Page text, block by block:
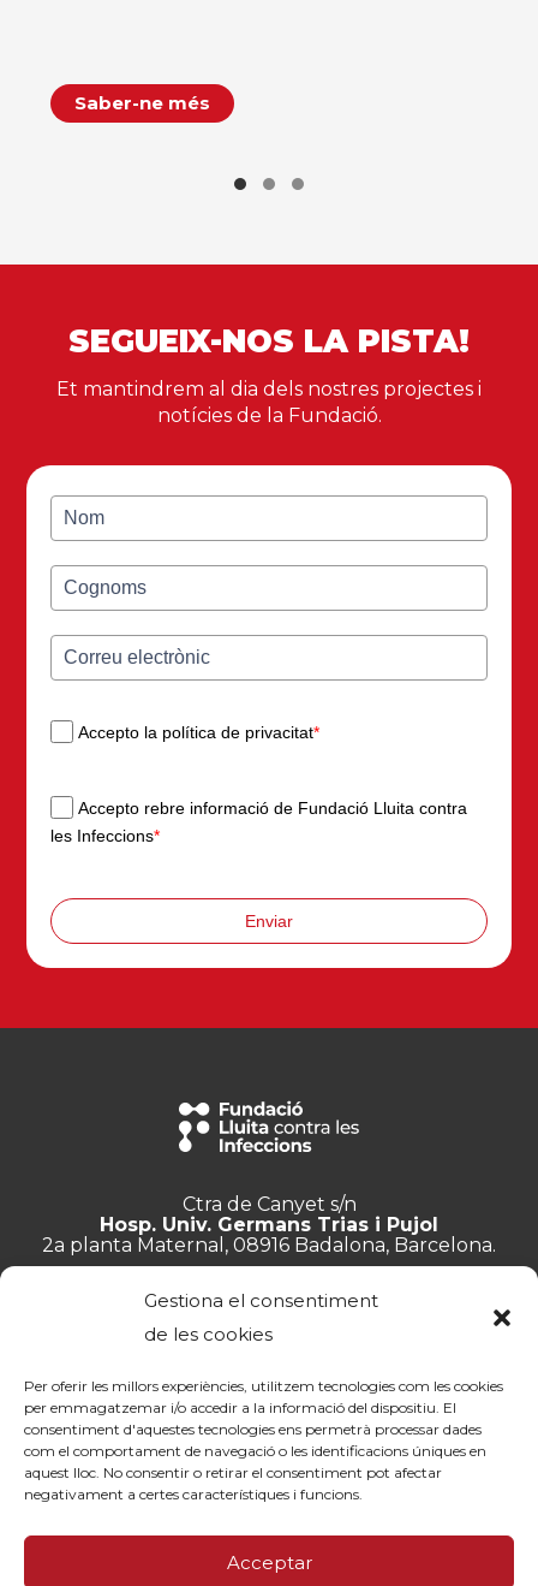
Gestiona el consentiment
de les cookies
Per oferir les millors experiències, utilitzem tecnologies com les cookies
per emmagatzemar i/o accedir a la informació del dispositiu. El
consentiment d'aquestes tecnologies ens permetrà processar dades
com el comportament de navegació o les identificacions úniques en
aquest lloc. No consentir o retirar el consentiment pot afectar
negativament a certes característiques i funcions.
Acceptar
Saber-ne més
SEGUEIX-NOS LA PISTA!
Et mantindrem al dia dels nostres projectes i
notícies de la Fundació.
Accepto la política de privacitat*
Accepto rebre informació de Fundació Lluita contra
les Infeccions*
Enviar
Ctra de Canyet s/n
Hosp. Univ. Germans Trias i Pujol
2a planta Maternal, 08916 Badalona, Barcelona.
info@lluita.org
Treballa amb nosaltres
Transparència
Canal de denúncies
Contacte